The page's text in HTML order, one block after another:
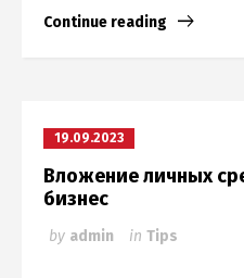
Continue reading
19.09.2023
Вложение личных
бизнес
by admin in Tips